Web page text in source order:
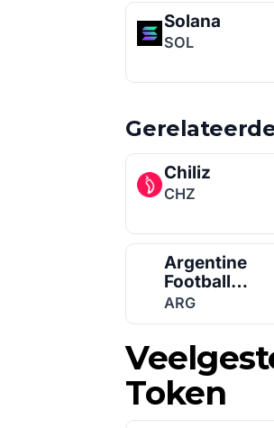
Solana
SOL
Chiliz
CHZ
Argentine
Football
Association
Fan Token
ARG
Token